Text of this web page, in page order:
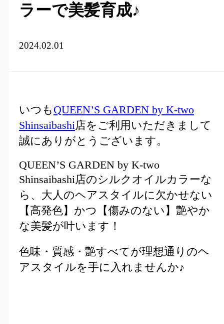
ラーで美髪育成♪
2024.02.01
いつも QUEEN’S GARDEN by K-two
Shinsaibashi 店をご利用いただきまして
誠にありがとうございます。
QUEEN’S GARDEN by K-two
Shinsaibashi店のシルクオイルカラーな
ら、大人のヘアスタイルに欠かせない
【高発色】かつ【傷みのない】艶やか
な美髪が叶います！
色味・質感・艶すべてが理想通りのヘ
アスタイルを手に入れませんか♪